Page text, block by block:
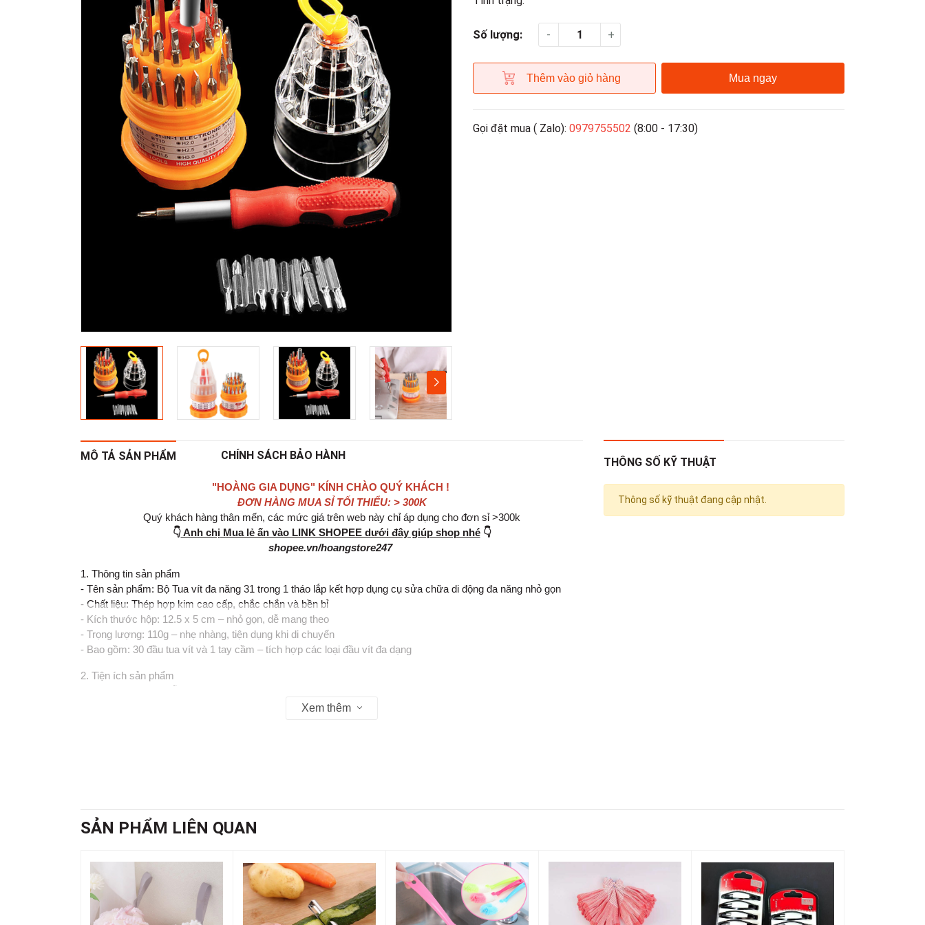
Số lượng: - +
Thêm vào giỏ hàng Mua ngay
Gọi đặt mua ( Zalo): 0979755502 (8:00 - 17:30)
MÔ TẢ SẢN PHẨM CHÍNH SÁCH BẢO HÀNH
"HOÀNG GIA DỤNG" KÍNH CHÀO QUÝ KHÁCH !
ĐƠN HÀNG MUA SỈ TỐI THIỂU: > 300K
Quý khách hàng thân mến, các mức giá trên web này chỉ áp dụng cho đơn sỉ >300k
👇Anh chị Mua lẻ ấn vào LINK SHOPEE dưới đây giúp shop nhé👇
shopee.vn/hoangstore247
1. Thông tin sản phẩm
- Tên sản phẩm: Bộ Tua vít đa năng 31 trong 1 tháo lắp kết hợp dụng cụ sửa chữa di động đa năng nhỏ gọn
- Chất liệu: Thép hợp kim cao cấp, chắc chắn và bền bỉ
- Kích thước hộp: 12.5 x 5 cm – nhỏ gọn, dễ mang theo
- Trọng lượng: 110g – nhẹ nhàng, tiện dụng khi di chuyển
- Bao gồm: 30 đầu tua vít và 1 tay cầm – tích hợp các loại đầu vít đa dạng
2. Tiện ích sản phẩm
- Đầu tua vít được sắp xếp ngăn nắp, dễ dàng tìm kiếm và thay thế
- Giải pháp tiện lợi cho thợ sửa chữa, kỹ thuật viên và người dùng cá nhân
- Là bộ dụng cụ thiết yếu cho gia đình, văn phòng hoặc mang đi công tác
- Chọn đầu tua vít phù hợp với loại ốc vít cần tháo/lắp
- Lắp đầu tua vít vào tay cầm chắc chắn trước khi sử dụng
- Vệ sinh và cất giữ đầu vít vào đúng vị trí trong hộp sau khi dùng để tránh thất lạc
- Tránh sử dụng lực mạnh quá mức để đảm bảo độ bền của sản phẩm
Xem thêm
THÔNG SỐ KỸ THUẬT
Thông số kỹ thuật đang cập nhật.
SẢN PHẨM LIÊN QUAN